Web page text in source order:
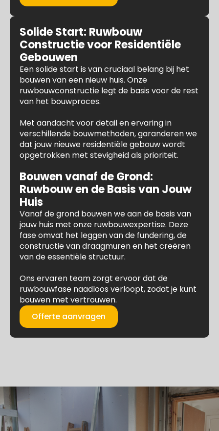
Solide Start: Ruwbouw
Constructie voor Residentiële
Gebouwen
Een solide start is van cruciaal belang bij het
bouwen van een nieuw huis. Onze
ruwbouwconstructie legt de basis voor de rest
van het bouwproces.
Met aandacht voor detail en ervaring in
verschillende bouwmethoden, garanderen we
dat jouw nieuwe residentiële gebouw wordt
opgetrokken met stevigheid als prioriteit.
Bouwen vanaf de Grond:
Ruwbouw en de Basis van Jouw
Huis
Vanaf de grond bouwen we aan de basis van
jouw huis met onze ruwbouwexpertise. Deze
fase omvat het leggen van de fundering, de
constructie van draagmuren en het creëren
van de essentiële structuur.
Ons ervaren team zorgt ervoor dat de
ruwbouwfase naadloos verloopt, zodat je kunt
bouwen met vertrouwen.
Offerte aanvragen